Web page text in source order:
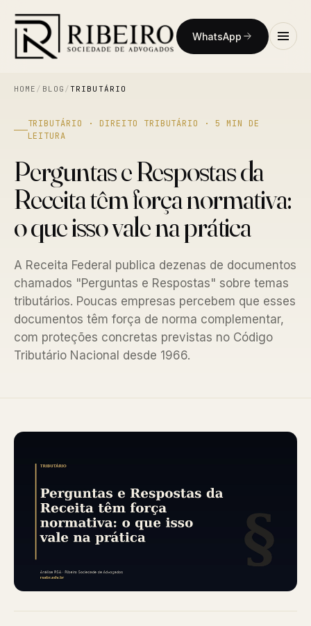
WhatsApp
HOME / BLOG /TRIBUTÁRIO
TRIBUTÁRIO · DIREITO TRIBUTÁRIO · 5 MIN DE
LEITURA
Perguntas e Respostas da
Receita têm força normativa:
o que isso vale na prática
A Receita Federal publica dezenas de documentos
chamados "Perguntas e Respostas" sobre temas
tributários. Poucas empresas percebem que esses
documentos têm força de norma complementar,
com proteções concretas previstas no Código
Tributário Nacional desde 1966.